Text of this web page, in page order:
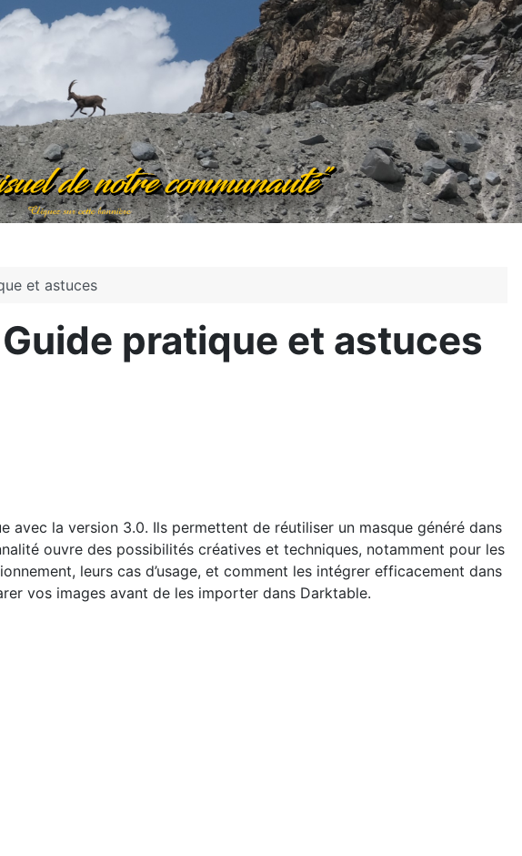
et astuces
pratique et astuces
la version 3.0. Ils permettent de réutiliser un masque généré dans
ouvre des possibilités créatives et techniques, notamment pour les
leurs cas d’usage, et comment les intégrer efficacement dans
vos images avant de les importer dans Darktable.